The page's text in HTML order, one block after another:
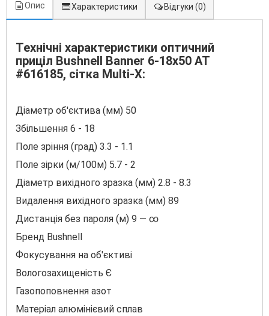
Опис Характеристики Відгуки (0)
Технічні характеристики оптичний
приціл Вuѕhnеll Banner 6-18х50 АТ
#616185, сітка Multi-X:
Діаметр об'єктива (мм) 50
Збільшення 6 - 18
Πоле зріння (град) 3.3 - 1.1
Πоле зірки (м/100м) 5.7 - 2
Діаметр вихідного зразка (мм) 2.8 - 8.3
Видалення вихідного зразка (мм) 89
Дистанція без пароля (м) 9 — ∞
Бренд Вuѕhnеll
Фокycування на об'єктиві
Вологозахищеність Є
Газопоповнення азот
Матеріал алюмінієвий сплав